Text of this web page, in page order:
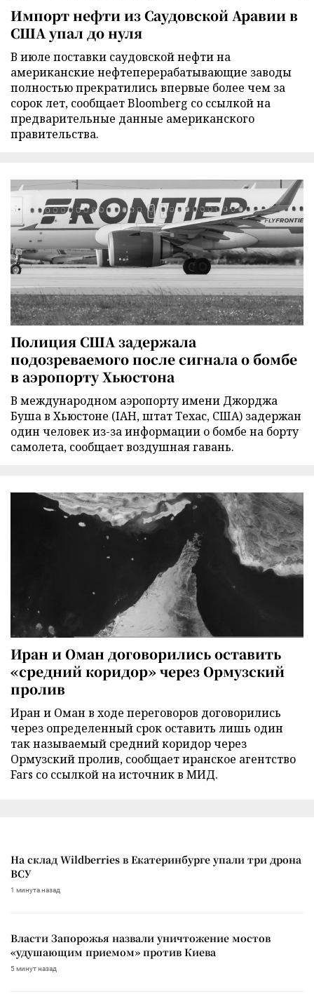
Импорт нефти из Саудовской Аравии в
США упал до нуля
В июле поставки саудовской нефти на
американские нефтеперерабатывающие заводы
полностью прекратились впервые более чем за
сорок лет, сообщает Bloomberg со ссылкой на
предварительные данные американского
правительства.
Полиция США задержала
подозреваемого после сигнала о бомбе
в аэропорту Хьюстона
В международном аэропорту имени Джорджа
Буша в Хьюстоне (IAH, штат Техас, США) задержан
один человек из-за информации о бомбе на борту
самолета, сообщает воздушная гавань.
Иран и Оман договорились оставить
«средний коридор» через Ормузский
пролив
Иран и Оман в ходе переговоров договорились
через определенный срок оставить лишь один
так называемый средний коридор через
Ормузский пролив, сообщает иранское агентство
Fars со ссылкой на источник в МИД.
На склад Wildberries в Екатеринбурге упали три дрона
ВСУ
1 минута назад
Власти Запорожья назвали уничтожение мостов
«удушающим приемом» против Киева
5 минут назад